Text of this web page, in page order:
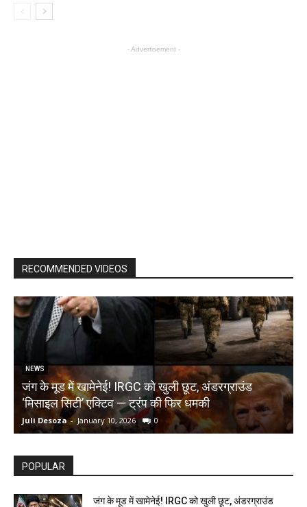
- Advertisement -
RECOMMENDED VIDEOS
NEWS
जंग के मूड में खामेनेई! IRGC को खुली छूट, अंडरग्राउंड
‘मिसाइल सिटी’ एक्टिव — ट्रंप की फिर धमकी
Juli Desoza - January 10, 2026 0
POPULAR
जंग के मूड में खामेनेई! IRGC को खुली छूट, अंडरग्राउंड